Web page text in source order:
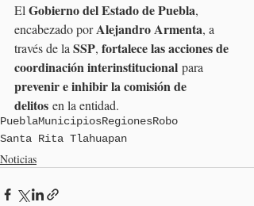
El Gobierno del Estado de Puebla,
encabezado por Alejandro Armenta, a
través de la SSP, fortalece las acciones de
coordinación interinstitucional para
prevenir e inhibir la comisión de
delitos en la entidad.
PueblaMunicipiosRegionesRobo
Santa Rita Tlahuapan
Noticias